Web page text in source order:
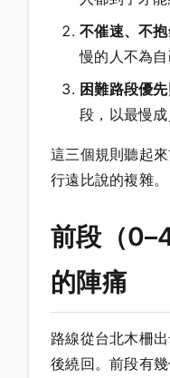
不催速、不
慢的人不為
困難路段優
段，以最慢
這三個規則聽起
行遠比說的複雜。
前段（
的陣痛
路線從台北木柵
後繞回。前段有幾